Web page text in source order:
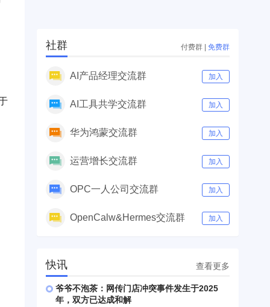
社群 付费群 | 免费群
AI产品经理交流群 加入
AI工具共学交流群 加入
华为鸿蒙交流群 加入
运营增长交流群 加入
OPC一人公司交流群 加入
OpenCalw&Hermes交流群 加入
快讯 查看更多
爷爷不泡茶：网传门店冲突事件发生于2025
年，双方已达成和解